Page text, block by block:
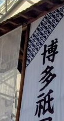
のこと
熊本地震